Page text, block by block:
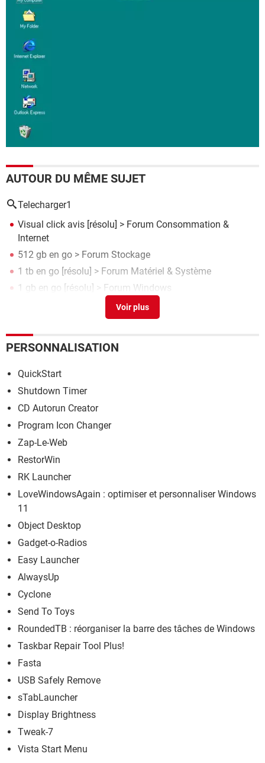
AUTOUR DU MÊME SUJET
Telecharger1
Visual click avis [résolu] > Forum Consommation &
Internet
512 gb en go > Forum Stockage
1 tb en go [résolu] > Forum Matériel & Système
1 gb en go [résolu] > Forum Windows
1,5 TB égal combien de GO?[résolu] >
PERSONNALISATION
QuickStart
Shutdown Timer
CD Autorun Creator
Program Icon Changer
Zap-Le-Web
RestorWin
RK Launcher
LoveWindowsAgain : optimiser et personnaliser Windows
11
Object Desktop
Gadget-o-Radios
Easy Launcher
AlwaysUp
Cyclone
Send To Toys
RoundedTB : réorganiser la barre des tâches de Windows
Taskbar Repair Tool Plus!
Fasta
USB Safely Remove
sTabLauncher
Display Brightness
Tweak-7
Vista Start Menu